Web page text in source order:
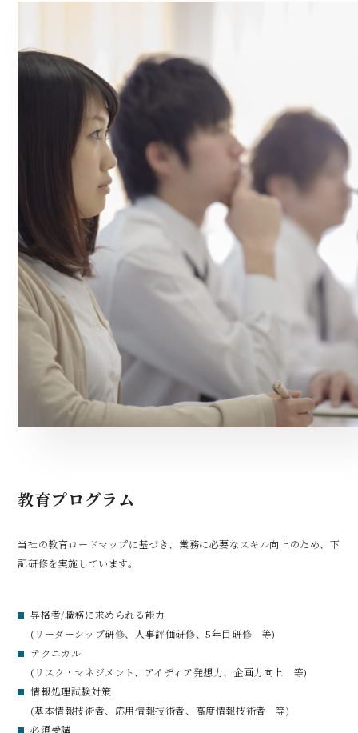
教育プログラム
当社の教育ロードマップに基づき、業務に必要なスキル向上のため、下
記研修を実施しています。
昇格者/職務に求められる能力
(リーダーシップ研修、人事評価研修、5年目研修 等)​
テクニカル
(リスク・マネジメント、アイディア発想力、企画力向上 等)​
情報処理試験対策​
(基本情報技術者、応用情報技術者、高度情報技術者 等)​
必須受講